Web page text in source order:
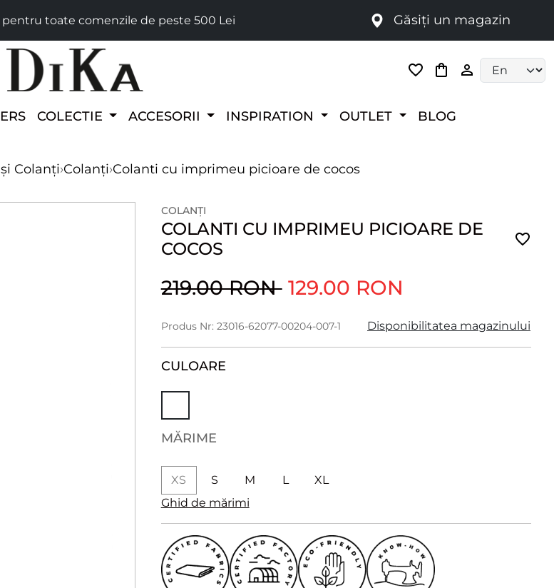
pentru toate comenzile de peste 500 Lei Găsiți un magazin
COLECTIE ACCESORII INSPIRATION OUTLET BLOG
Colanți›Colanți›Colanti cu imprimeu picioare de cocos
COLANȚI
COLANTI CU IMPRIMEU PICIOARE DE
COCOS
219.00 RON 129.00 RON
Produs Nr: 23016-62077-00204-007-1 Disponibilitatea magazinului
CULOARE
MĂRIME
XS S M L
XL
Ghid de mărimi